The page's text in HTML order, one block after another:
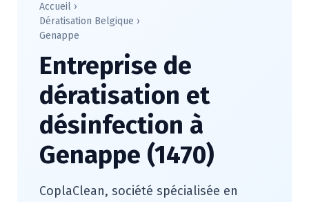
Accueil ›
Dératisation Belgique ›
Genappe
Entreprise de
dératisation et
désinfection à
Genappe (1470)
CoplaClean, société spécialisée en